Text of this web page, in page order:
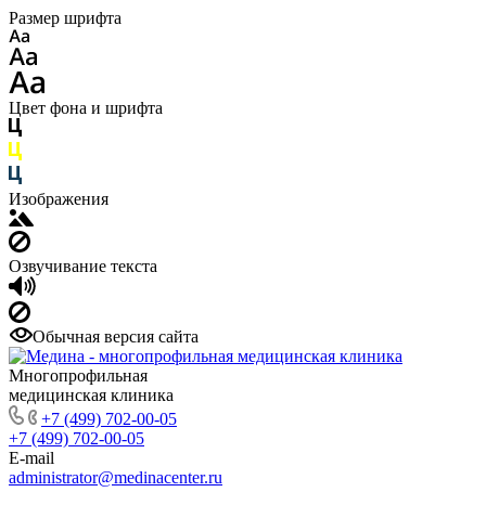
Размер шрифта
Цвет фона и шрифта
Изображения
Озвучивание текста
Обычная версия сайта
Многопрофильная
медицинская клиника
+7 (499) 702-00-05
+7 (499) 702-00-05
E-mail
administrator@medinacenter.ru